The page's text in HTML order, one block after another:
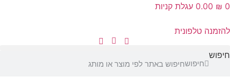
‎0.00 ₪ 0 עגלת קניות
להזמנה טלפונית
חיפוש
חיפוש